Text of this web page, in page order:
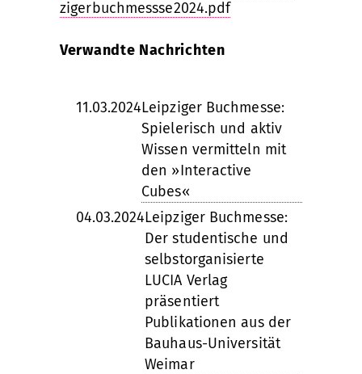
zigerbuchmessse2024.pdf
Verwandte Nachrichten
11.03.2024Leipziger Buchmesse:
Spielerisch und aktiv
Wissen vermitteln mit
den »Interactive
Cubes«
04.03.2024Leipziger Buchmesse:
Der studentische und
selbstorganisierte
LUCIA Verlag
präsentiert
Publikationen aus der
Bauhaus-Universität
Weimar